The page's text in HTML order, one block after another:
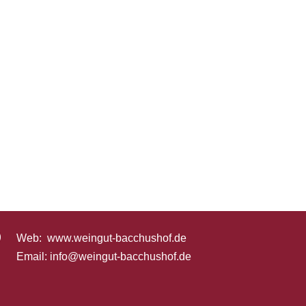
Web:www.weingut-bacchushof.de
Email: info@weingut-bacchushof.de